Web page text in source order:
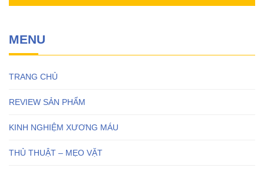
MENU
TRANG CHỦ
REVIEW SẢN PHẨM
KINH NGHIỆM XƯƠNG MÁU
THỦ THUẬT – MẸO VẶT